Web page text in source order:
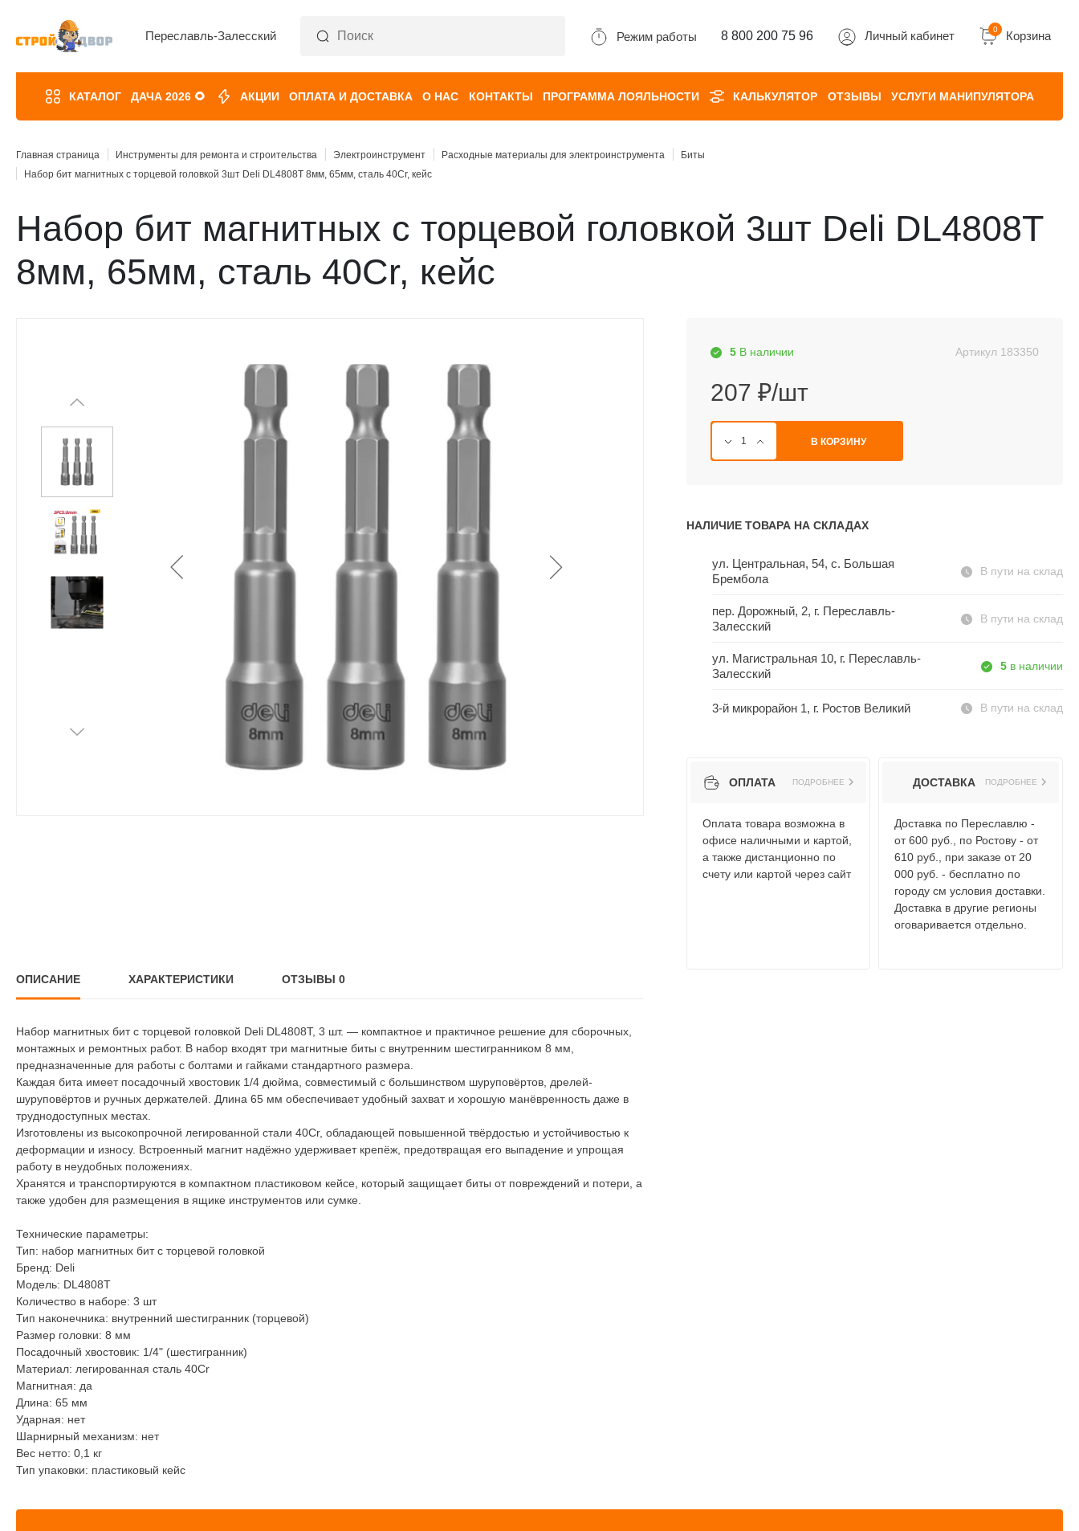
Переславль-Залесский Режим работы 8 800 200 75 96 Личный кабинет 0 Корзина
КАТАЛОГ ДАЧА 2026 🌻 АКЦИИ ОПЛАТА И ДОСТАВКА О НАС КОНТАКТЫ ПРОГРАММА ЛОЯЛЬНОСТИ КАЛЬКУЛЯТОР ОТЗЫВЫ УСЛУГИ МАНИПУЛЯТОРА
Главная страница Инструменты для ремонта и строительства Электроинструмент Расходные материалы для электроинструмента
Биты
Набор бит магнитных с торцевой головкой 3шт Deli DL4808T 8мм, 65мм, сталь 40Cr, кейс
Набор бит магнитных с торцевой головкой 3шт Deli DL4808T
8мм, 65мм, сталь 40Cr, кейс
5 В наличии Артикул 183350
207 ₽/шт
В КОРЗИНУ
НАЛИЧИЕ ТОВАРА НА СКЛАДАХ
ул. Центральная, 54, c. Большая
Брембола
В пути на склад
пер. Дорожный, 2, г. Переславль-
Залесский
В пути на склад
ул. Магистральная 10, г. Переславль-
Залесский
5 в наличии
3-й микрорайон 1, г. Ростов Великий В пути на склад
ОПЛАТА ПОДРОБНЕЕ
Оплата товара возможна в
офисе наличными и картой,
а также дистанционно по
счету или картой через сайт
ДОСТАВКА ПОДРОБНЕЕ
Доставка по Переславлю -
от 600 руб., по Ростову - от
610 руб., при заказе от 20
000 руб. - бесплатно по
городу см условия доставки.
Доставка в другие регионы
оговаривается отдельно.
ОПИСАНИЕ ХАРАКТЕРИСТИКИ ОТЗЫВЫ 0
Набор магнитных бит с торцевой головкой Deli DL4808T, 3 шт. — компактное и практичное решение для сборочных,
монтажных и ремонтных работ. В набор входят три магнитные биты с внутренним шестигранником 8 мм,
предназначенные для работы с болтами и гайками стандартного размера.
Каждая бита имеет посадочный хвостовик 1/4 дюйма, совместимый с большинством шуруповёртов, дрелей-
шуруповёртов и ручных держателей. Длина 65 мм обеспечивает удобный захват и хорошую манёвренность даже в
труднодоступных местах.
Изготовлены из высокопрочной легированной стали 40Cr, обладающей повышенной твёрдостью и устойчивостью к
деформации и износу. Встроенный магнит надёжно удерживает крепёж, предотвращая его выпадение и упрощая
работу в неудобных положениях.
Хранятся и транспортируются в компактном пластиковом кейсе, который защищает биты от повреждений и потери, а
также удобен для размещения в ящике инструментов или сумке.
Технические параметры:
Тип: набор магнитных бит с торцевой головкой
Бренд: Deli
Модель: DL4808T
Количество в наборе: 3 шт
Тип наконечника: внутренний шестигранник (торцевой)
Размер головки: 8 мм
Посадочный хвостовик: 1/4" (шестигранник)
Материал: легированная сталь 40Cr
Магнитная: да
Длина: 65 мм
Ударная: нет
Шарнирный механизм: нет
Вес нетто: 0,1 кг
Тип упаковки: пластиковый кейс